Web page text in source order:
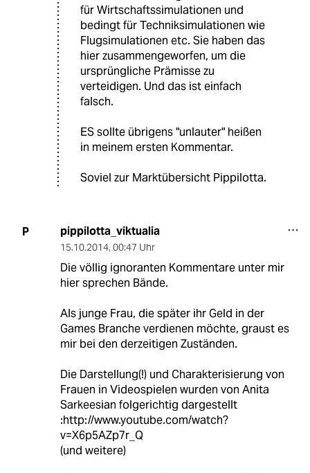
für Wirtschaftssimulationen und
bedingt für Techniksimulationen wie
Flugsimulationen etc. Sie haben das
hier zusammengeworfen, um die
ursprüngliche Prämisse zu
verteidigen. Und das ist einfach
falsch.
ES sollte übrigens "unlauter" heißen
in meinem ersten Kommentar.
Soviel zur Marktübersicht Pippilotta.
P pippilotta_viktualia
15.10.2014, 00:47 Uhr
Die völlig ignoranten Kommentare unter mir
hier sprechen Bände.
Als junge Frau, die später ihr Geld in der
Games Branche verdienen möchte, graust es
mir bei den derzeitigen Zuständen.
Die Darstellung(!) und Charakterisierung von
Frauen in Videospielen wurden von Anita
Sarkeesian folgerichtig dargestellt
:http://www.youtube.com/watch?
v=X6p5AZp7r_Q
(und weitere)